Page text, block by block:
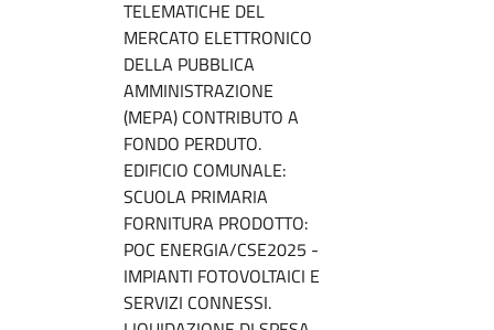
TELEMATICHE DEL
MERCATO ELETTRONICO
DELLA PUBBLICA
AMMINISTRAZIONE
(MEPA) CONTRIBUTO A
FONDO PERDUTO.
EDIFICIO COMUNALE:
SCUOLA PRIMARIA
FORNITURA PRODOTTO:
POC ENERGIA/CSE2025 -
IMPIANTI FOTOVOLTAICI E
SERVIZI CONNESSI.